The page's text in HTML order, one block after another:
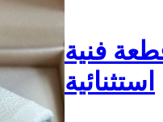
فنية
استثنائية